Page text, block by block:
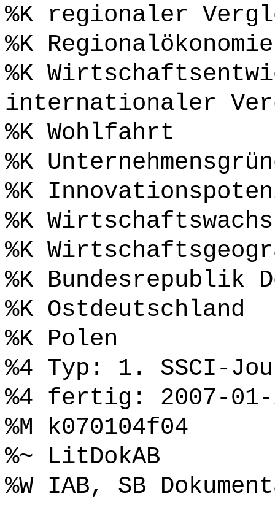
%K regionaler
%K Regionalökonomie
%K
internationaler
%K Wohlfahrt
%K
%K
%K
%K
%K Bundesrepublik
%K Ostdeutschland
%K Polen
%4 Typ: 1. SSCI-
%4 fertig: 2007-01-
%M k070104f04
%~ LitDokAB
%W IAB, SB